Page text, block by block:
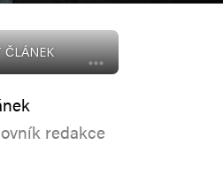
ČLÁNEK
redakce